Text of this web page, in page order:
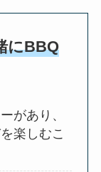
にBBQ
があり、
楽しむこ